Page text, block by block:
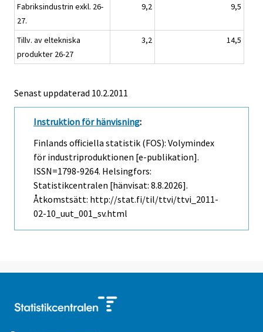
Fabriksindustrin exkl. 26-
27.
9,2 9,5
Tillv. av eltekniska
produkter 26-27
3,2 14,5
Senast uppdaterad 10.2.2011
Instruktion för hänvisning:
Finlands officiella statistik (FOS): Volymindex
för industriproduktionen [e-publikation].
ISSN=1798-9264. Helsingfors:
Statistikcentralen [hänvisat: 8.8.2026].
Åtkomstsätt: http://stat.fi/til/ttvi/ttvi_2011-
02-10_uut_001_sv.html